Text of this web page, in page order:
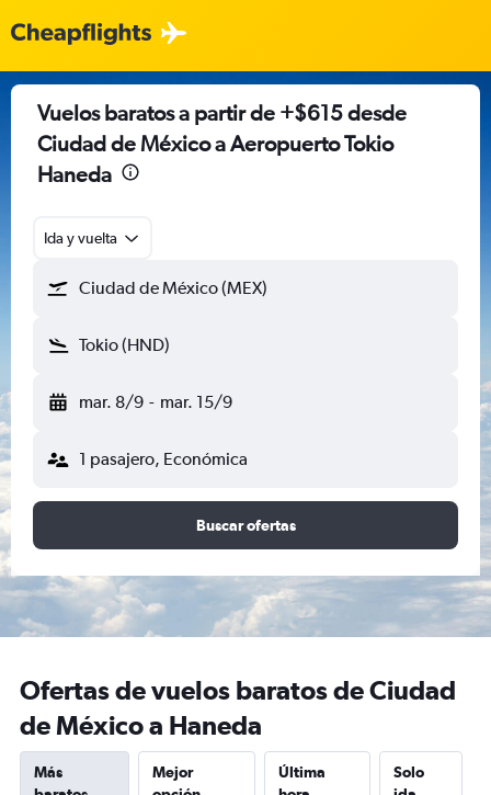
Vuelos baratos a partir de +$615 desde
Ciudad de México a Aeropuerto Tokio
Haneda
Ida y vuelta
Ciudad de México (MEX)
Tokio (HND)
mar. 8/9 - mar. 15/9
1 pasajero, Económica
Buscar ofertas
Ofertas de vuelos baratos de Ciudad
de México a Haneda
Más
Mejor
Última
Solo